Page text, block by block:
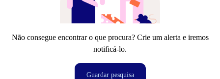
Não consegue encontrar o que procura? Crie um alerta e iremos
notificá-lo.
Guardar pesquisa